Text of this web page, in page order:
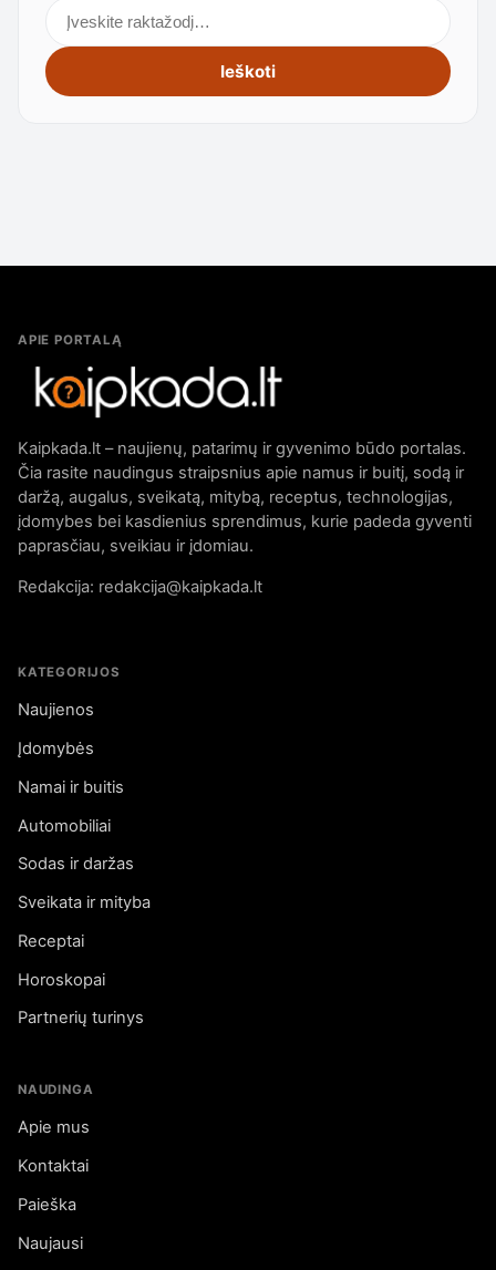
Ieškoti
APIE PORTALĄ
Kaipkada.lt – naujienų, patarimų ir gyvenimo būdo portalas.
Čia rasite naudingus straipsnius apie namus ir buitį, sodą ir
daržą, augalus, sveikatą, mitybą, receptus, technologijas,
įdomybes bei kasdienius sprendimus, kurie padeda gyventi
paprasčiau, sveikiau ir įdomiau.
Redakcija: redakcija@kaipkada.lt
KATEGORIJOS
Naujienos
Įdomybės
Namai ir buitis
Automobiliai
Sodas ir daržas
Sveikata ir mityba
Receptai
Horoskopai
Partnerių turinys
NAUDINGA
Apie mus
Kontaktai
Paieška
Naujausi